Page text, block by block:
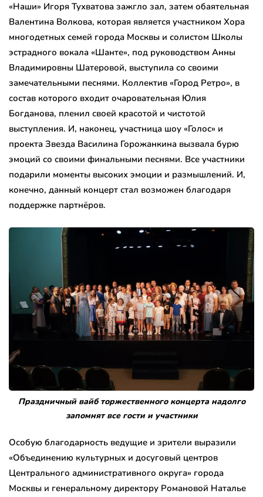
«Наши» Игоря Тухватова зажгло зал, затем обаятельная
Валентина Волкова, которая является участником Хора
многодетных семей города Москвы и солистом Школы
эстрадного вокала «Шанте», под руководством Анны
Владимировны Шатеровой, выступила со своими
замечательными песнями. Коллектив «Город Ретро», в
состав которого входит очаровательная Юлия
Богданова, пленил своей красотой и чистотой
выступления. И, наконец, участница шоу «Голос» и
проекта Звезда Василина Горожанкина вызвала бурю
эмоций со своими финальными песнями. Все участники
подарили моменты высоких эмоции и размышлений. И,
конечно, данный концерт стал возможен благодаря
поддержке партнёров.
Праздничный вайб торжественного концерта надолго
запомнят все гости и участники
Особую благодарность ведущие и зрители выразили
«Объединению культурных и досуговый центров
Центрального административного округа» города
Москвы и генеральному директору Романовой Наталье